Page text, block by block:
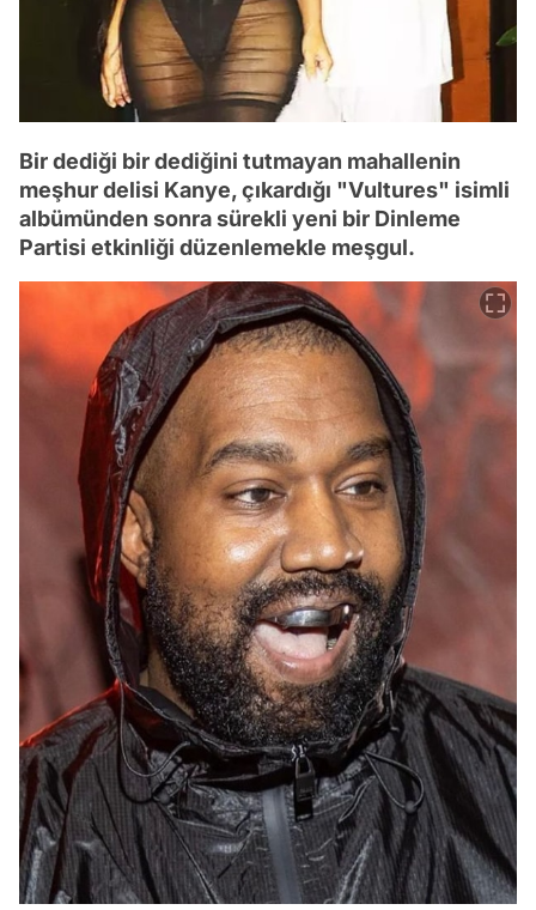
Bir dediği bir dediğini tutmayan mahallenin
meşhur delisi Kanye, çıkardığı "Vultures" isimli
albümünden sonra sürekli yeni bir Dinleme
Partisi etkinliği düzenlemekle meşgul.